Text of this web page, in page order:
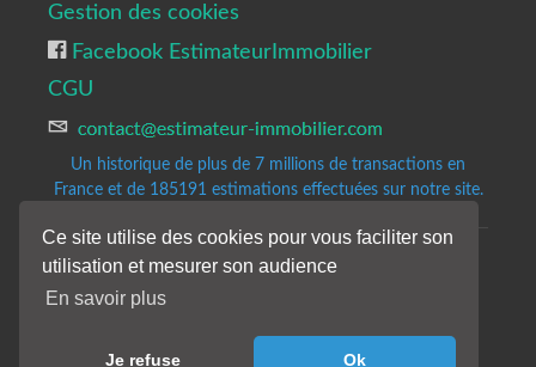
Ce site utilise des cookies pour vous faciliter son
utilisation et mesurer son audience
En savoir plus
Je refuse Ok
Gestion des cookies
Facebook EstimateurImmobilier
CGU
Un historique de plus de 7 millions de transactions en
France et de 185191 estimations effectuées sur notre site.
Copyrights © 2020-2023 All Rights Reserved by Estimateur-Immobilier.
Site d'estimation immobilière gratuite et précise.
engagement de notre part.